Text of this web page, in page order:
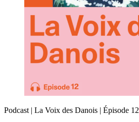
Podcast | La Voix des Danois | Épisode 12